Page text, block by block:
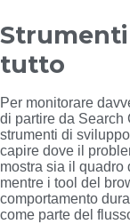
tutto
Per monitorare
di partire da Search
strumenti di
capire dove il
mostra sia il quadro
mentre i tool del
comportamento
come parte del